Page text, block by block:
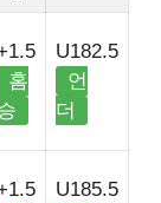
홈
U182.5
언
더
U185.5